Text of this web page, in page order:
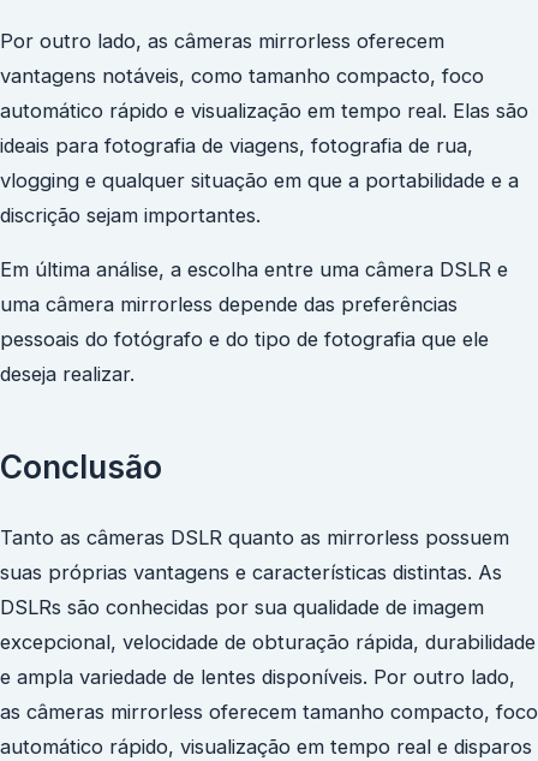
Por outro lado, as câmeras mirrorless oferecem
vantagens notáveis, como tamanho compacto, foco
automático rápido e visualização em tempo real. Elas são
ideais para fotografia de viagens, fotografia de rua,
vlogging e qualquer situação em que a portabilidade e a
discrição sejam importantes.
Em última análise, a escolha entre uma câmera DSLR e
uma câmera mirrorless depende das preferências
pessoais do fotógrafo e do tipo de fotografia que ele
deseja realizar.
Conclusão
Tanto as câmeras DSLR quanto as mirrorless possuem
suas próprias vantagens e características distintas. As
DSLRs são conhecidas por sua qualidade de imagem
excepcional, velocidade de obturação rápida, durabilidade
e ampla variedade de lentes disponíveis. Por outro lado,
as câmeras mirrorless oferecem tamanho compacto, foco
automático rápido, visualização em tempo real e disparos